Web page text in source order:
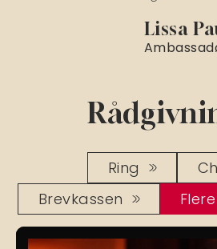
Lissa
Ring
Brevkassen